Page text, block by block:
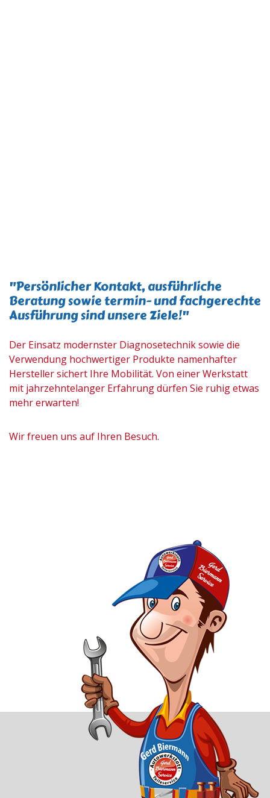
"Persönlicher Kontakt, ausführliche
Beratung sowie termin- und fachgerechte
Ausführung sind unsere Ziele!"
Der Einsatz modernster Diagnosetechnik sowie die
Verwendung hochwertiger Produkte namenhafter
Hersteller sichert Ihre Mobilität. Von einer Werkstatt
mit jahrzehntelanger Erfahrung dürfen Sie ruhig etwas
mehr erwarten!
Wir freuen uns auf Ihren Besuch.